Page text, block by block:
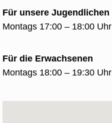
Für unsere Jugendlichen
Montags 17:00 – 18:00 Uhr
Für die Erwachsenen
Montags 18:00 – 19:30 Uhr